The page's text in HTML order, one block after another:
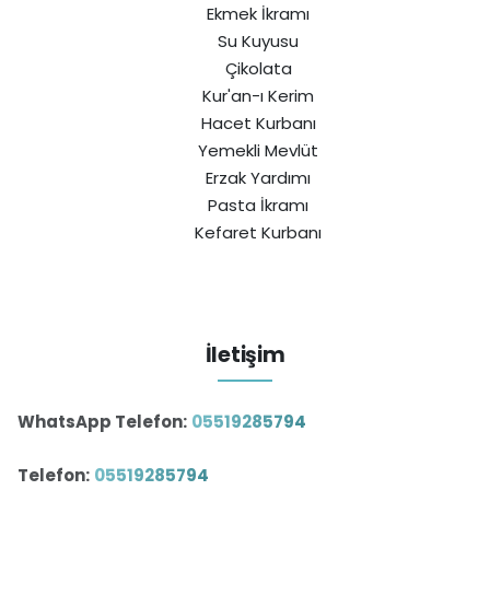
Ekmek İkramı
Su Kuyusu
Çikolata
Kur'an-ı Kerim
Hacet Kurbanı
Yemekli Mevlüt
Erzak Yardımı
Pasta İkramı
Kefaret Kurbanı
İletişim
WhatsApp Telefon: 05519285794
Telefon: 05519285794